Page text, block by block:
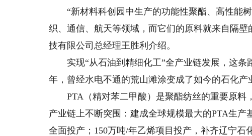
“新材料科创园中生产的功能性聚酯、高性能
织、通信、航天等领域，而它们的原料就来自隔
技有限公司总经理王胜利介绍。
实现“从石油到精细化工”全产业链发展，这条
年，曾经水电不通的荒山滩涂变成了如今的石化产
PTA（精对苯二甲酸）是聚酯纺丝的重要原料
产业链上不断突围：建成全球规模最大的PTA生产
全面投产；150万吨/年乙烯项目投产，补齐辽宁